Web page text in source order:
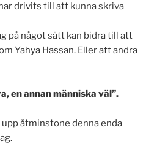
drivits till att kunna skriva
på något sätt kan bidra till att
Yahya Hassan. Eller att andra
en annan människa väl”.
upp åtminstone denna enda